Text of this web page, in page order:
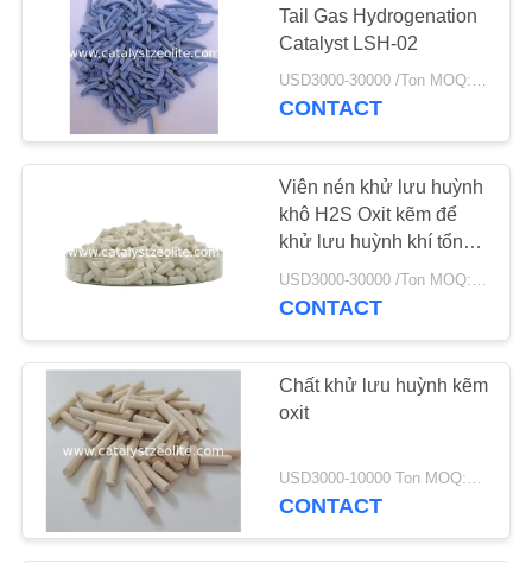
TRANG
WEB
PRIVACY
Chất xúc tác HTS
Sàng phân tử
Đại lý khử lưu
44
Tail Gas Hydrogenation
Catalyst LSH-02
USD3000-30000 /Ton MOQ:1 kg
CONTACT
Viên nén khử lưu huỳnh
khô H2S Oxit kẽm để
khử lưu huỳnh khí tổng
hợp
CONTACT
Chất khử lưu huỳnh kẽm
oxit
USD3000-10000 Ton MOQ:1 kg
CONTACT